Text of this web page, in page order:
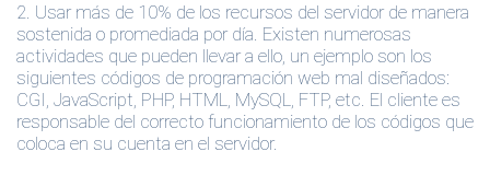
2. Usar más de 10% de los recursos del servidor de manera
sostenida o promediada por día. Existen numerosas
actividades que pueden llevar a ello, un ejemplo son los
siguientes códigos de programación web mal diseñados:
CGI, JavaScript, PHP, HTML, MySQL, FTP, etc. El cliente es
responsable del correcto funcionamiento de los códigos que
coloca en su cuenta en el servidor.